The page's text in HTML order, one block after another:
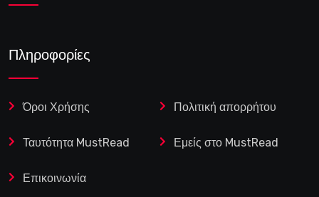
Πληροφορίες
Όροι Χρήσης Πολιτική απορρήτου
Ταυτότητα MustRead Εμείς στο MustRead
Επικοινωνία